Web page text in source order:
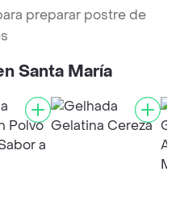
preparar postre de
Santa María